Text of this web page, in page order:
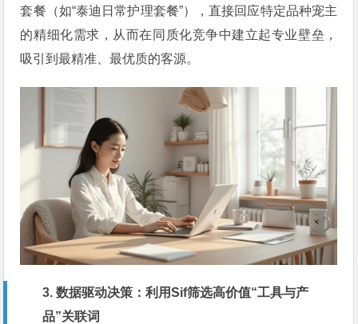
套餐（如“泰迪日常护理套餐”），直接回应特定品种宠主
的精细化需求，从而在同质化竞争中建立起专业壁垒，
吸引到最精准、最优质的客源。
3. 数据驱动决策：利用Sif筛选高价值“工具与产
品”关联词